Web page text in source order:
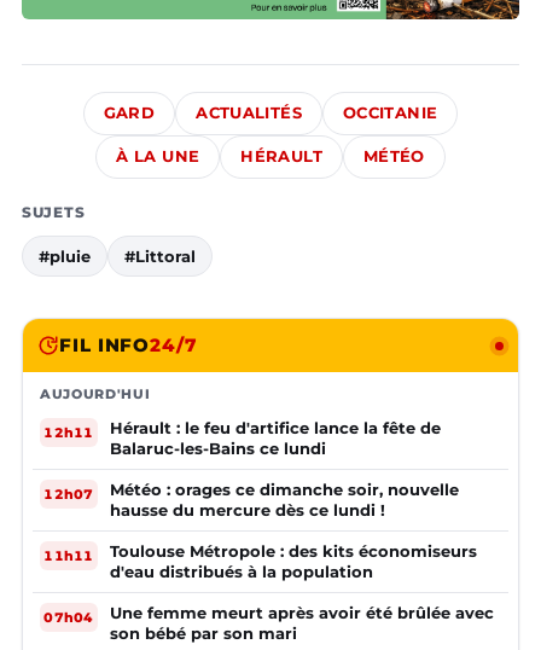
GARD ACTUALITÉS OCCITANIE
À LA UNE HÉRAULT MÉTÉO
SUJETS
#pluie #Littoral
FIL INFO24/7
AUJOURD'HUI
12h11
Hérault : le feu d'artifice lance la fête de
Balaruc-les-Bains ce lundi
12h07
Météo : orages ce dimanche soir, nouvelle
hausse du mercure dès ce lundi !
11h11
Toulouse Métropole : des kits économiseurs
d'eau distribués à la population
07h04
Une femme meurt après avoir été brûlée avec
son bébé par son mari